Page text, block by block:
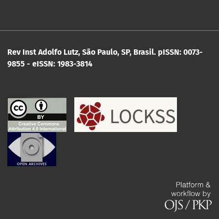
Rev Inst Adolfo Lutz, São Paulo, SP, Brasil. pISSN: 0073-
9855 - eISSN: 1983-3814